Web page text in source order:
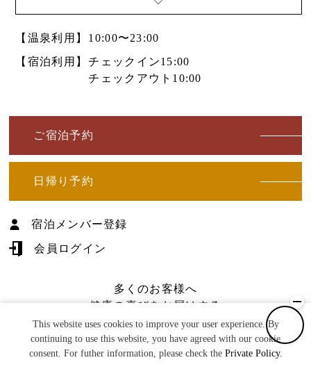
【温泉利用】
10:00〜23:00
【宿泊利用】 チェックイン15:00
チェックアウト10:00
ご宿泊予約
日帰り予約
宿泊メンバー登録
会員ログイン
多くのお客様へ
健康の喜びをお届けする
©U-TOPIA Co.
(株)湯―とぴあ
This website uses cookies to improve your user experience. By
continuing to use this website, you have agreed with our cookie
consent. For futher information, please check the Private Policy.